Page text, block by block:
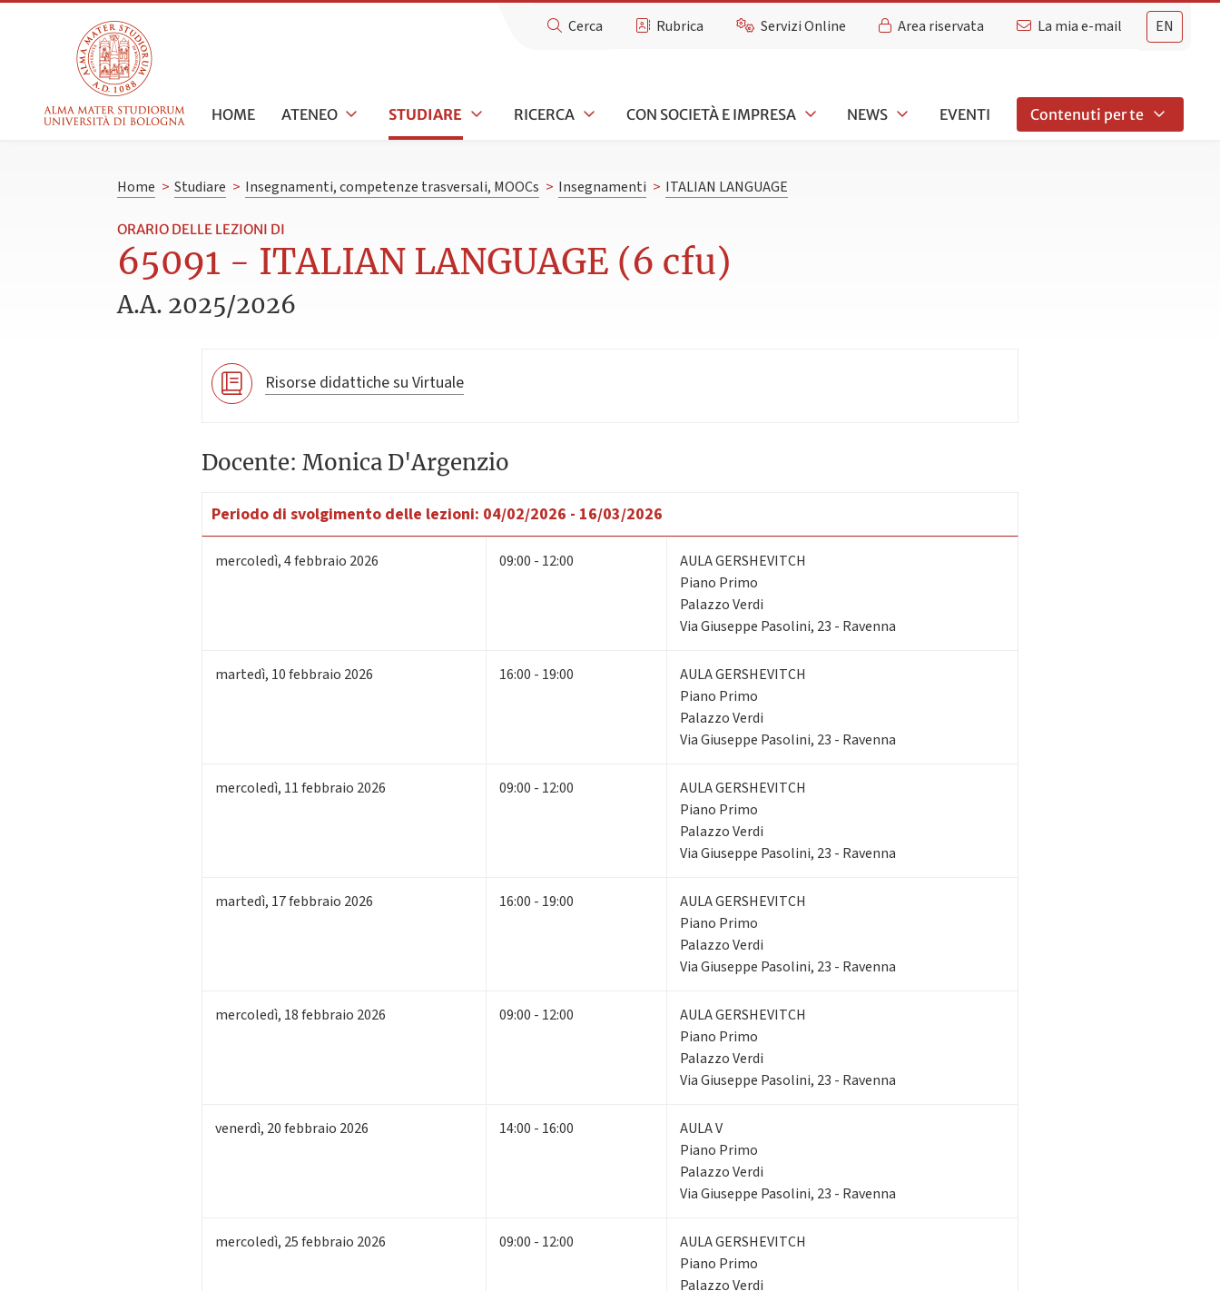
EN
Cerca Rubrica Servizi Online Area riservata La mia e-mail
HOME ATENEO STUDIARE RICERCA CON SOCIETÀ E IMPRESA NEWS EVENTI Contenuti per te
Home > Studiare > Insegnamenti, competenze trasversali, MOOCs > Insegnamenti > ITALIAN LANGUAGE
ORARIO DELLE LEZIONI DI
65091 - ITALIAN LANGUAGE (6 cfu)
A.A. 2025/2026
Risorse didattiche su Virtuale
Docente: Monica D'Argenzio
Periodo di svolgimento delle lezioni: 04/02/2026 - 16/03/2026
mercoledì,4febbraio 2026 09:00 - 12:00
AULA GERSHEVITCH
Piano Primo
Palazzo Verdi
Via Giuseppe Pasolini, 23 - Ravenna
martedì, 10febbraio 2026 16:00 - 19:00
AULA GERSHEVITCH
Piano Primo
Palazzo Verdi
Via Giuseppe Pasolini, 23 - Ravenna
mercoledì, 11febbraio 2026 09:00 - 12:00
AULA GERSHEVITCH
Piano Primo
Palazzo Verdi
Via Giuseppe Pasolini, 23 - Ravenna
martedì, 17febbraio 2026 16:00 - 19:00
AULA GERSHEVITCH
Piano Primo
Palazzo Verdi
Via Giuseppe Pasolini, 23 - Ravenna
mercoledì, 18febbraio 2026 09:00 - 12:00
AULA GERSHEVITCH
Piano Primo
Palazzo Verdi
Via Giuseppe Pasolini, 23 - Ravenna
venerdì, 20febbraio 2026 14:00 - 16:00
AULA V
Piano Primo
Palazzo Verdi
Via Giuseppe Pasolini, 23 - Ravenna
mercoledì, 25febbraio 2026 09:00 - 12:00
AULA GERSHEVITCH
Piano Primo
Palazzo Verdi